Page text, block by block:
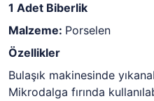
1 Adet Biberlik
Malzeme: Porselen
Özellikler
Bulaşık makinesinde
Mikrodalga fırında